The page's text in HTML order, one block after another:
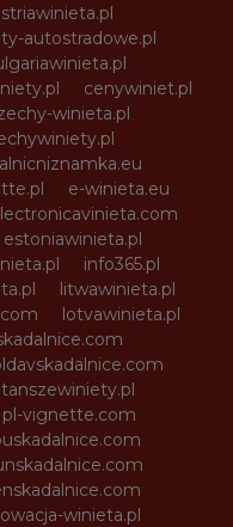
autostradowe.pl
cenywiniet.pl
winieta.pl
e-winieta.eu
estoniawinieta.pl
info365.pl
litwawinieta.pl
lotvawinieta.pl
pl-vignette.com
winieta.pl